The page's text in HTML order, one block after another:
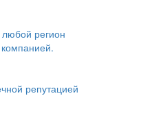
регион
репутацией